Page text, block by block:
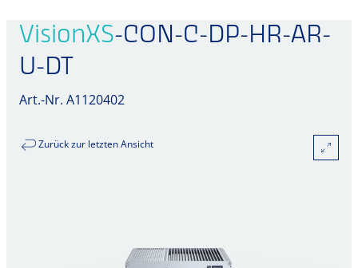
VisionXS-CON-C-DP-HR-AR-
U-DT
Art.-Nr. A1120402
Zurück zur letzten Ansicht